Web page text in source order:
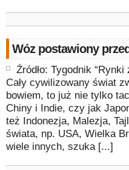
Wóz postawiony
Źródło: Tygodnik “Rynki
Cały cywilizowany świat
bowiem, to już nie tylko
Chiny i Indie, czy jak
też Indonezja, Malezja,
świata, np. USA, Wielka
wiele innych, szuka [...]